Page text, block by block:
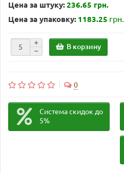
Цена за штуку:236.65 грн.
Цена за упаковку: 1183.25 грн.
В корзину
0
Система скидок до
5%